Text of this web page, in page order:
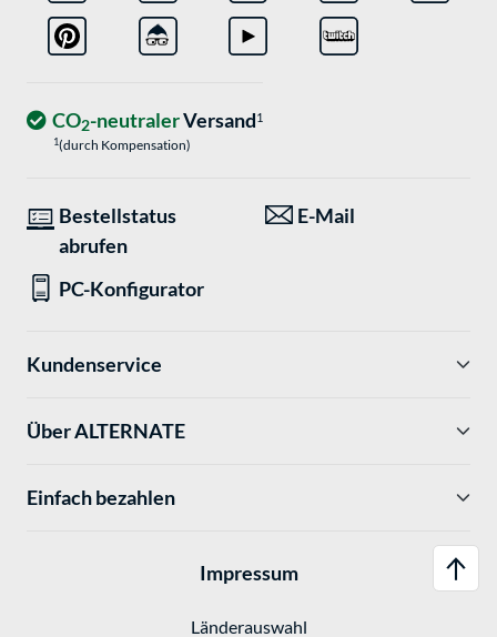
CO2-neutralerVersand1
1(durch Kompensation)
Bestellstatus
abrufen
E-Mail
PC-Konfigurator
Kundenservice
Über ALTERNATE
Einfach bezahlen
Impressum
Länderauswahl